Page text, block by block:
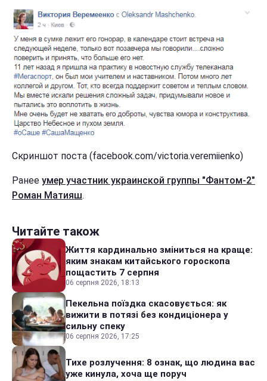
Скриншот поста (facebook.com/victoria.veremiienko)
Ранее умер участник украинской группы "Фантом-2"
Роман Матияш.
Читайте також
Життя кардинально зміниться на краще:
яким знакам китайського гороскопа
пощастить 7 серпня
06 серпня 2026, 18:13
Пекельна поїздка скасовується: як
вижити в потязі без кондиціонера у
сильну спеку
06 серпня 2026, 17:25
Тихе розлучення: 8 ознак, що людина вас
уже кинула, хоча ще поруч